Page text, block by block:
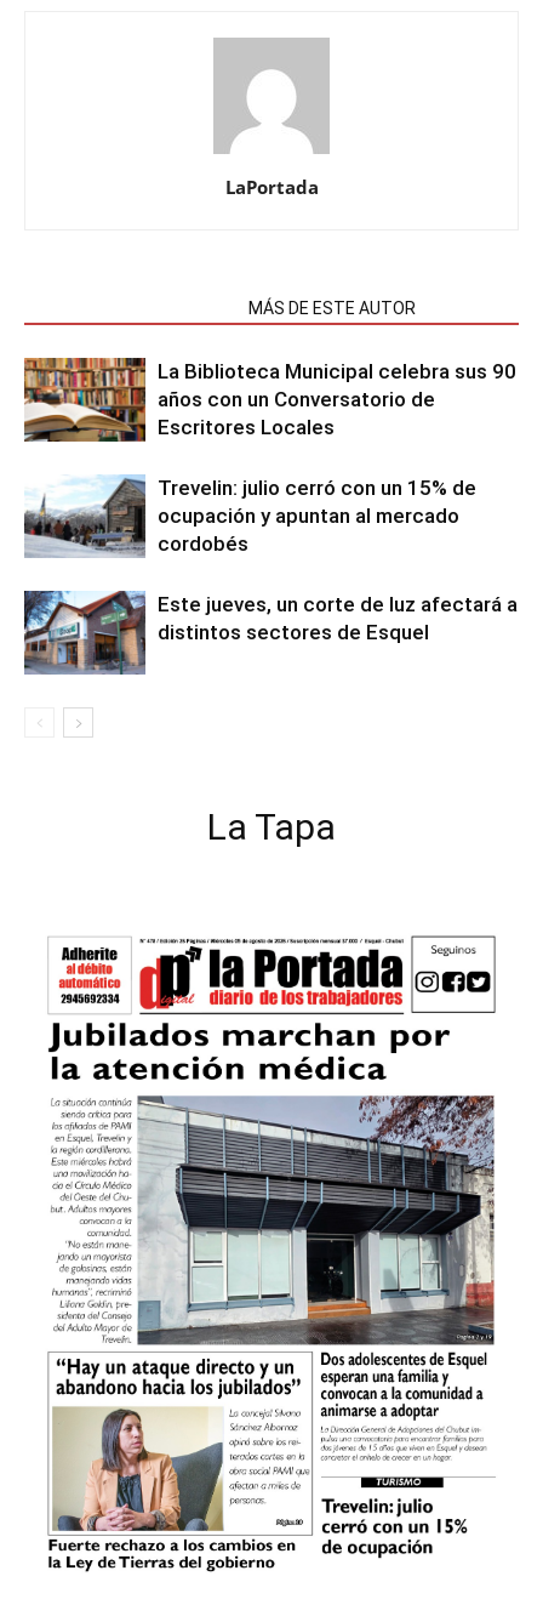
LaPortada
MÁS DE ESTE AUTOR
La Biblioteca Municipal celebra sus 90
años con un Conversatorio de
Escritores Locales
Trevelin: julio cerró con un 15% de
ocupación y apuntan al mercado
cordobés
Este jueves, un corte de luz afectará a
distintos sectores de Esquel
La Tapa